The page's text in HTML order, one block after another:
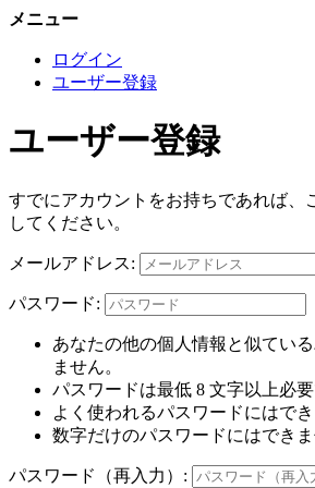
メニュー
ログイン
ユーザー登録
ユーザー登録
すでにアカウントをお持ちであれば、
してください。
メールアドレス:
パスワード:
あなたの他の個人情報と似てい
ません。
パスワードは最低 8 文字以上必要
よく使われるパスワードにはでき
数字だけのパスワードにはできま
パスワード（再入力）: